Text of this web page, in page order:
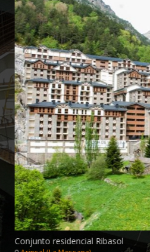
La Querola de Ordino
Ordino (Andorra)